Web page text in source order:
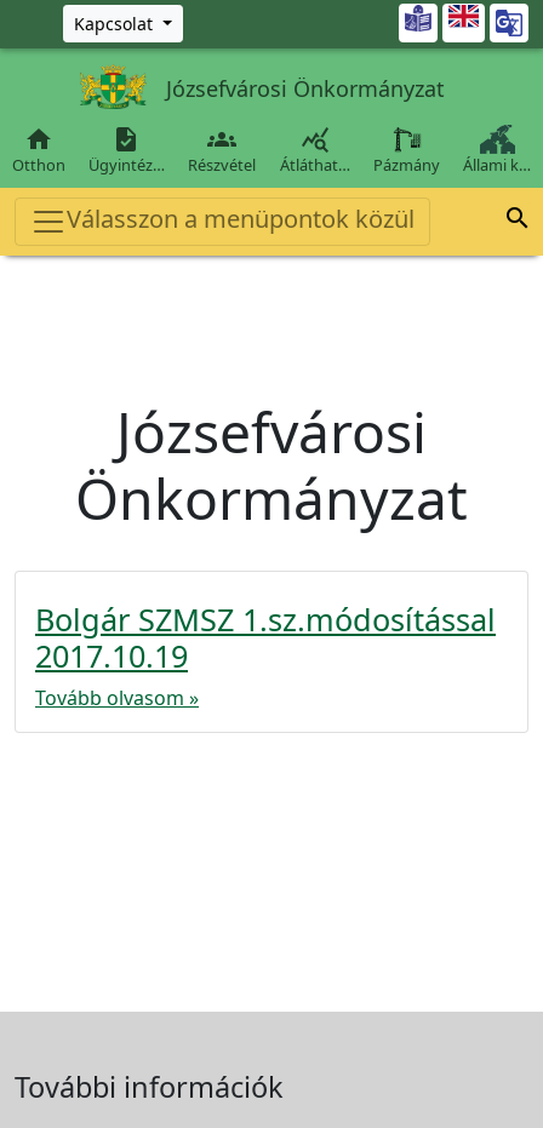
Ugrás a fő tartalomra
Kapcsolat 
Józsefvárosi Önkormányzat

Otthon

Ügyintéz…

Részvétel

Átláthat… Pázmány Állami k…
Válasszon a menüpontok közül 
Józsefvárosi
Önkormányzat
Bolgár SZMSZ 1.sz.módosítással
2017.10.19
Tovább olvasom »
További információk